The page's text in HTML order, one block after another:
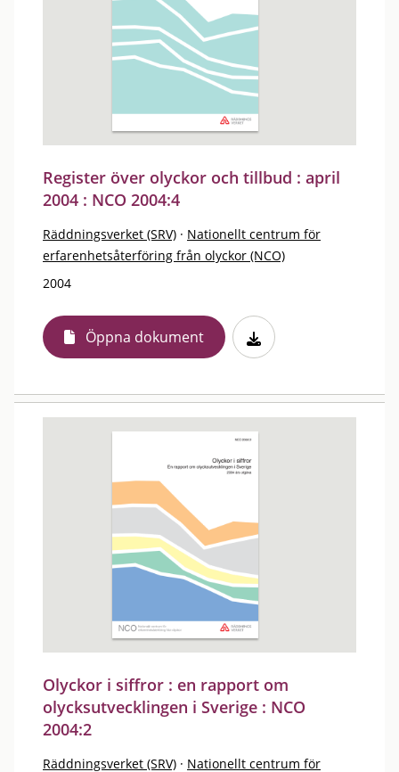
Register över olyckor och tillbud : april
2004 : NCO 2004:4
Räddningsverket (SRV) · Nationellt centrum för
erfarenhetsåterföring från olyckor (NCO)
2004
Öppna dokument
Olyckor i siffror : en rapport om
olycksutvecklingen i Sverige : NCO
2004:2
Räddningsverket (SRV) · Nationellt centrum för